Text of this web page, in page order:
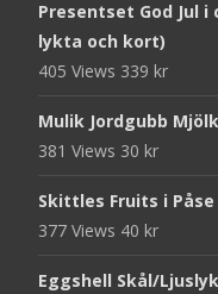
Presentset God Jul
lykta och kort)
405 Views 339 kr
Mulik Jordgubb
381 Views 30 kr
Skittles Fruits i Påse
377 Views 40 kr
Eggshell Skål/